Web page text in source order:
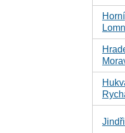
Horní